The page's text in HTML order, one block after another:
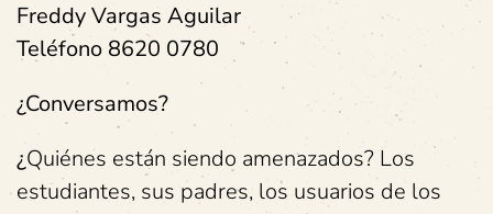
Freddy Vargas Aguilar
Teléfono 8620 0780
¿Conversamos?
¿Quiénes están siendo amenazados? Los
estudiantes, sus padres, los usuarios de los